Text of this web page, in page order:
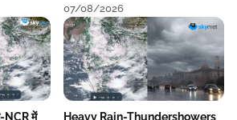
07/08/2026
NCR में
Heavy Rain-Thundershowers